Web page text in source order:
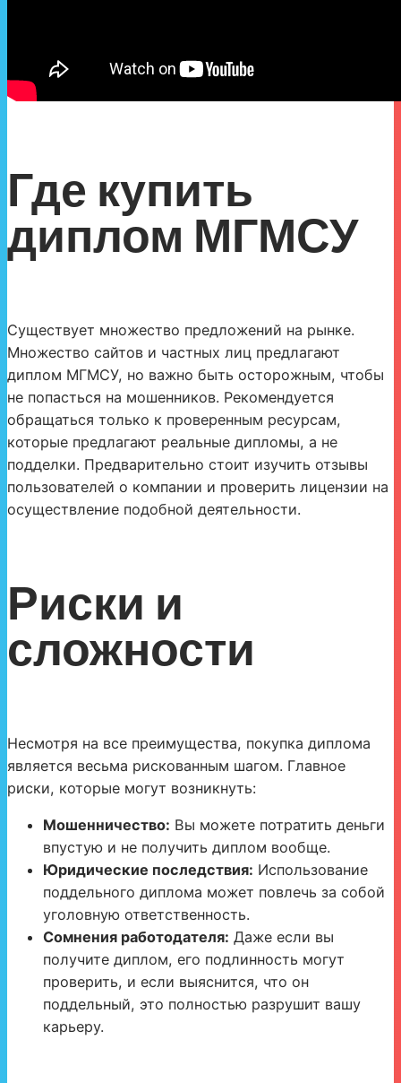
Где купить
диплом МГМСУ
Существует множество предложений на рынке.
Множество сайтов и частных лиц предлагают
диплом МГМСУ, но важно быть осторожным, чтобы
не попасться на мошенников. Рекомендуется
обращаться только к проверенным ресурсам,
которые предлагают реальные дипломы, а не
подделки. Предварительно стоит изучить отзывы
пользователей о компании и проверить лицензии на
осуществление подобной деятельности.
Риски и
сложности
Несмотря на все преимущества, покупка диплома
является весьма рискованным шагом. Главное
риски, которые могут возникнуть:
Мошенничество: Вы можете потратить деньги
впустую и не получить диплом вообще.
Юридические последствия: Использование
поддельного диплома может повлечь за собой
уголовную ответственность.
Сомнения работодателя: Даже если вы
получите диплом, его подлинность могут
проверить, и если выяснится, что он
поддельный, это полностью разрушит вашу
карьеру.